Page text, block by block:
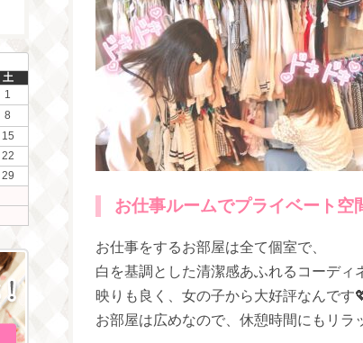
お仕事ルームでプライベート空
お仕事をするお部屋は全て個室で、
白を基調とした清潔感あふれるコーディ
映りも良く、女の子から大好評なんです
お部屋は広めなので、休憩時間にもリラ
土
1
8
15
22
29